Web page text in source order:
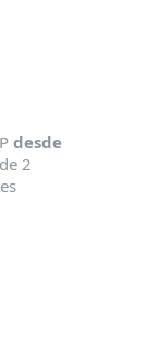
desde
2